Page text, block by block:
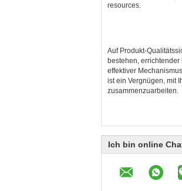
resources.
Auf Produkt-
bestehen, errichtender
effektiver
ist ein Vergnügen, mit
zusammenzuarbeiten.
Ich bin online